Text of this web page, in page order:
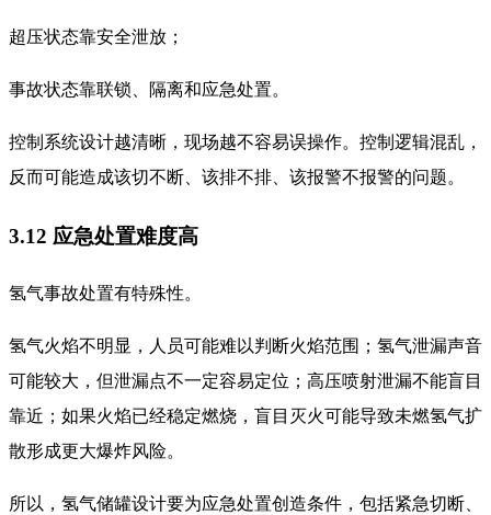
超压状态靠安全泄放；
事故状态靠联锁、隔离和应急处置。
控制系统设计越清晰，现场越不容易误操作。控制逻辑混乱，
反而可能造成该切不断、该排不排、该报警不报警的问题。
3.12 应急处置难度高
氢气事故处置有特殊性。
氢气火焰不明显，人员可能难以判断火焰范围；氢气泄漏声音
可能较大，但泄漏点不一定容易定位；高压喷射泄漏不能盲目
靠近；如果火焰已经稳定燃烧，盲目灭火可能导致未燃氢气扩
散形成更大爆炸风险。
所以，氢气储罐设计要为应急处置创造条件，包括紧急切断、